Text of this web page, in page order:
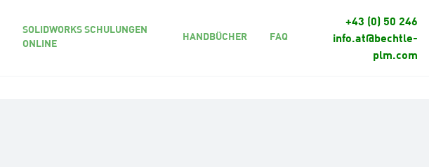
SOLIDWORKS SCHULUNGEN
ONLINE
HANDBÜCHER FAQ
+43 (0) 50 246
info.at@bechtle-
plm.com